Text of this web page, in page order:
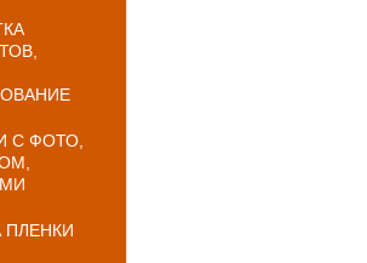
С ФОТО,